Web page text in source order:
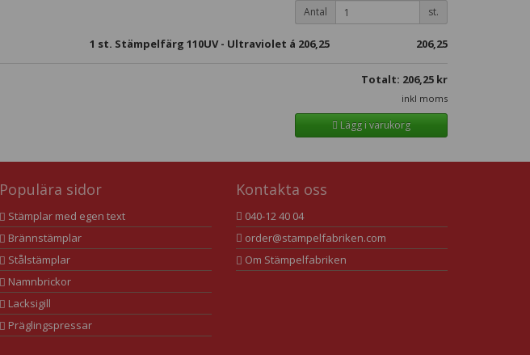
Antal st.
1 st. Stämpelfärg 110UV - Ultraviolet á 206,25 206,25
Totalt: 206,25 kr
inkl moms
Lägg i varukorg
Populära sidor
Stämplar med egen text
Brännstämplar
Stålstämplar
Namnbrickor
Lacksigill
Präglingspressar
Kontakta oss
040-12 40 04
order@stampelfabriken.com
Om Stämpelfabriken